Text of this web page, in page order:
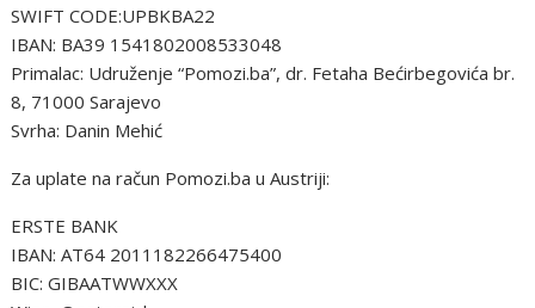
SWIFT CODE:UPBKBA22
IBAN: BA39 1541802008533048
Primalac: Udruženje “Pomozi.ba”, dr. Fetaha Bećirbegovića br.
8, 71000 Sarajevo
Svrha: Danin Mehić
Za uplate na račun Pomozi.ba u Austriji:
ERSTE BANK
IBAN: AT64 2011182266475400
BIC: GIBAATWWXXX